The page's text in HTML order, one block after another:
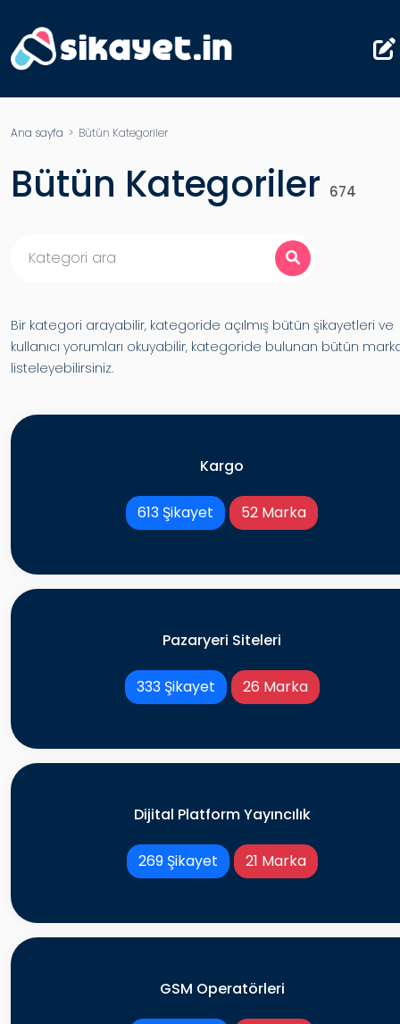
Ana sayfa > Bütün Kategoriler
Bütün Kategoriler 674
Bir kategori arayabilir, kategoride açılmış bütün şikayetleri ve
kullanıcı yorumları okuyabilir, kategoride bulunan bütün
listeleyebilirsiniz.
Kargo
613 Şikayet 52 Marka
Pazaryeri Siteleri
333 Şikayet 26 Marka
Dijital Platform Yayıncılık
269 Şikayet 21 Marka
GSM Operatörleri